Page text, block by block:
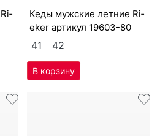
ке­ды мужс­кие лет­ние Ri­
eker артикул 19603-80
41 42